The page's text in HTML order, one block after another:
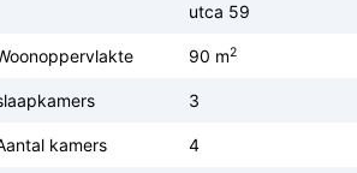
utca 59
90 m2
3
kamers 4